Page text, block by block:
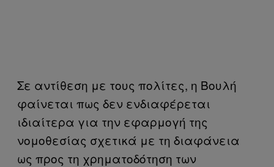
Σε αντίθεση με τους πολίτες, η Βουλή
φαίνεται πως δεν ενδιαφέρεται
ιδιαίτερα για την εφαρμογή της
νομοθεσίας σχετικά με τη διαφάνεια
ως προς τη χρηματοδότηση των